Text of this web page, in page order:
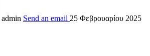
admin Send an email 25 Φεβρουαρίου 2025